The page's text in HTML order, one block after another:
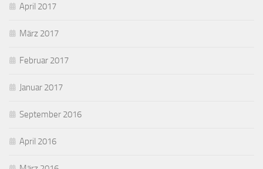
April 2017
März 2017
Februar 2017
Januar 2017
September 2016
April 2016